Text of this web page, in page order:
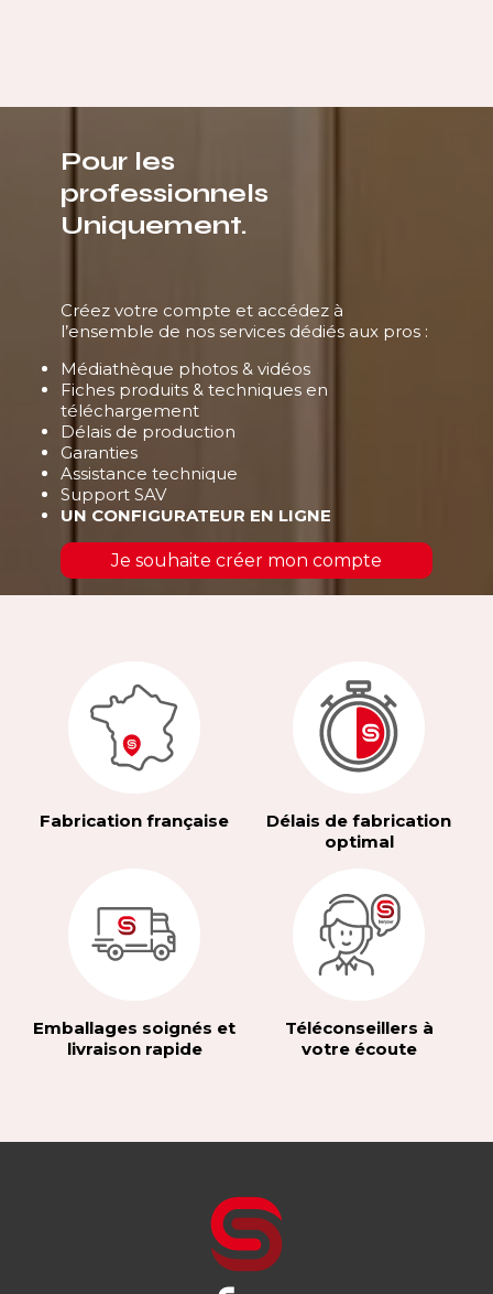
Pour les
professionnels
Uniquement.
Créez votre compte et accédez à
l’ensemble de nos services dédiés aux pros :
Médiathèque photos & vidéos
Fiches produits & techniques en
téléchargement
Délais de production
Garanties
Assistance technique
Support SAV
UN CONFIGURATEUR EN LIGNE
Je souhaite créer mon compte
Fabrication française
Délais de fabrication
optimal
Emballages soignés et
livraison rapide
Téléconseillers à
votre écoute